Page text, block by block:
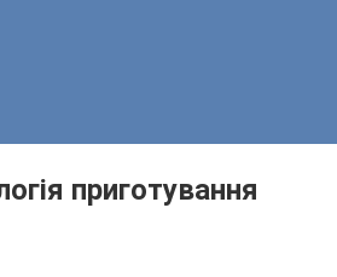
приготування